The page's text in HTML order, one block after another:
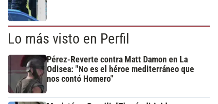
Lo más visto en Perfil
Pérez-Reverte contra Matt Damon en La
Odisea: "No es el héroe mediterráneo que
nos contó Homero"